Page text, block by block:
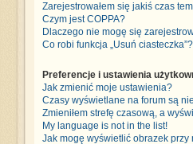
Zarejestrowałem się jakiś czas
Czym jest COPPA?
Dlaczego nie mogę się
Co robi funkcja „Usuń ciasteczka”?
Preferencje i ustawienia
Jak zmienić moje ustawienia?
Czasy wyświetlane na forum są
Zmieniłem strefę czasową, a
My language is not in the list!
Jak mogę wyświetlić obrazek